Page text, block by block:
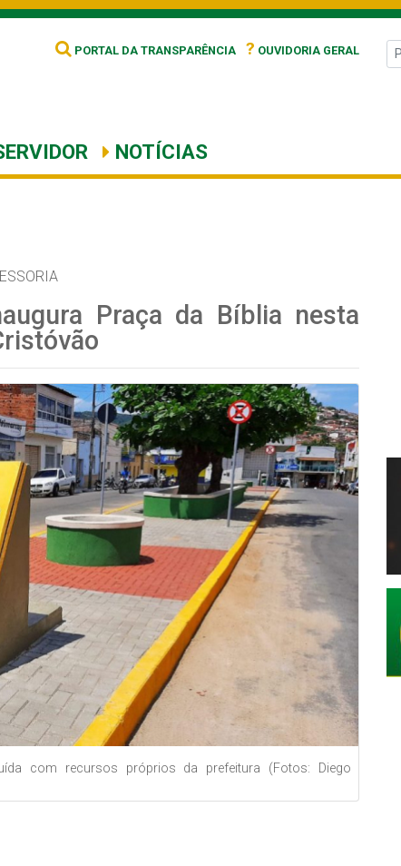
PORTAL DA TRANSPARÊNCIA ? OUVIDORIA GERAL
NOTÍCIAS
Praça da Bíblia nesta
com recursos próprios da prefeitura (Fotos: Diego